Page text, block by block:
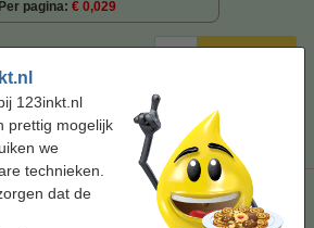
123inkt.nl
prettig mogelijk
we
technieken.
dat de
Per pagina € 0,029
toner i.p.v. de originele toner te nemen.
set voor HP 201A: HP CF400A,
+ 3 kleuren
Winstpakker!